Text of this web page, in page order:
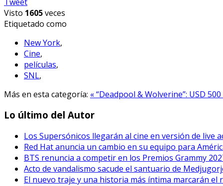
Visto 1605veces
Etiquetado como
New York,
Cine,
películas,
SNL,
Más en esta categoría: « “Deadpool & Wolverine”: USD
Lo último del Autor
Los Supersónicos llegarán al cine en versión de live
Red Hat anuncia un cambio en su equipo para
BTS renuncia a competir en los Premios Grammy
Acto de vandalismo sacude el santuario de
El nuevo traje y una historia más íntima marcarán el